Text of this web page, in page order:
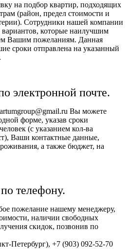
на подбор квартир, подходящих
(район, предел стоимости и
Сотрудники нашей компании
вариантов, которые наилучшим
Вашим пожеланиям. Данная
сроки отправлена на указанный
электронной почте.
Вы можете
форме, указав сроки
(с указанием кол-ва
Ваши контактные данные,
а также бюджет, на
телефону.
пожелание нашему менеджеру,
наличии свободных
скидок, позвонив по
Петербург), +7 (903) 092-52-70